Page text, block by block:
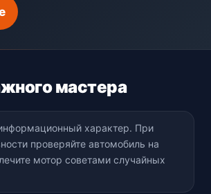
мастера
характер. При
проверяйте автомобиль на
мотор советами случайных